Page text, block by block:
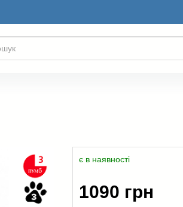
є в наявності
1090 грн